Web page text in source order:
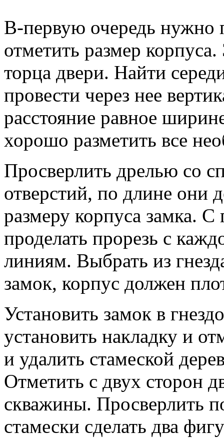
В-первую очередь нужно
отметить размер
торца двери. Найти
провести через нее
расстояние равное
хорошо разметить все
Просверлить дрелью со
отверстий, по длине они
размеру корпуса замка.
проделать прорезь с
линиям. Выбрать из
замок, корпус должен
Установить замок в
установить накладку и
и удалить стамеской
Отметить с двух сторон
скважины. Просверлить
стамески сделать два